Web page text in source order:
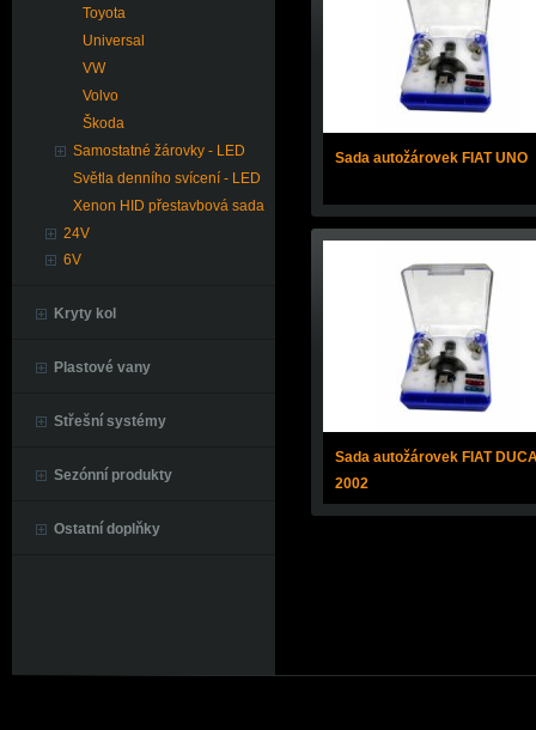
Toyota
Universal
VW
Volvo
Škoda
Samostatné žárovky - LED
Světla denního svícení - LED
Xenon HID přestavbová sada
24V
6V
Kryty kol
Plastové vany
Střešní systémy
Sezónní produkty
Ostatní doplňky
Sada autožárovek FIAT UNO
Sada autožárovek FIAT
2002